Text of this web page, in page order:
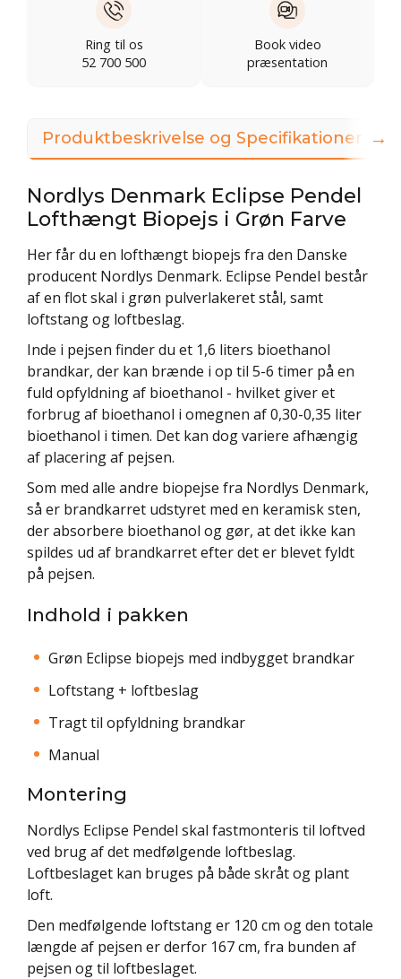
Ring til os
52 700 500
Book video
præsentation
Produktbeskrivelse og Specifikationer
Nordlys Denmark Eclipse Pendel
Lofthængt Biopejs i Grøn Farve
Her får du en lofthængt biopejs fra den Danske
producent Nordlys Denmark. Eclipse Pendel består
af en flot skal i grøn pulverlakeret stål, samt
loftstang og loftbeslag.
Inde i pejsen finder du et 1,6 liters bioethanol
brandkar, der kan brænde i op til 5-6 timer på en
fuld opfyldning af bioethanol - hvilket giver et
forbrug af bioethanol i omegnen af 0,30-0,35 liter
bioethanol i timen. Det kan dog variere afhængig
af placering af pejsen.
Som med alle andre biopejse fra Nordlys Denmark,
så er brandkarret udstyret med en keramisk sten,
der absorbere bioethanol og gør, at det ikke kan
spildes ud af brandkarret efter det er blevet fyldt
på pejsen.
Indhold i pakken
Grøn Eclipse biopejs med indbygget brandkar
Loftstang + loftbeslag
Tragt til opfyldning brandkar
Manual
Montering
Nordlys Eclipse Pendel skal fastmonteris til loftved
ved brug af det medfølgende loftbeslag.
Loftbeslaget kan bruges på både skråt og plant
loft.
Den medfølgende loftstang er 120 cm og den totale
længde af pejsen er derfor 167 cm, fra bunden af
pejsen og til loftbeslaget.
→